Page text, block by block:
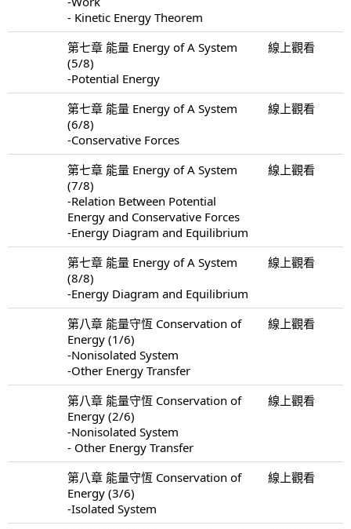
- Kinetic Energy Theorem
第七章 能量 Energy of A System
(5/8)
-Potential Energy
線上觀看
第七章 能量 Energy of A System
(6/8)
-Conservative Forces
線上觀看
第七章 能量 Energy of A System
(7/8)
-Relation Between Potential
Energy and Conservative Forces
-Energy Diagram and Equilibrium
線上觀看
第七章 能量 Energy of A System
(8/8)
-Energy Diagram and Equilibrium
線上觀看
第八章 能量守恆 Conservation of
Energy (1/6)
-Nonisolated System
-Other Energy Transfer
線上觀看
第八章 能量守恆 Conservation of
Energy (2/6)
-Nonisolated System
- Other Energy Transfer
線上觀看
第八章 能量守恆 Conservation of
Energy (3/6)
-Isolated System
線上觀看